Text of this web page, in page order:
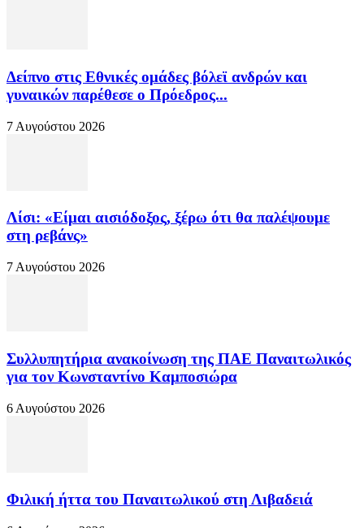
Δείπνο στις Εθνικές ομάδες βόλεϊ ανδρών και
γυναικών παρέθεσε ο Πρόεδρος...
7 Αυγούστου 2026
Λίσι: «Είμαι αισιόδοξος, ξέρω ότι θα παλέψουμε
στη ρεβάνς»
7 Αυγούστου 2026
Συλλυπητήρια ανακοίνωση της ΠΑΕ Παναιτωλικός
για τον Κωνσταντίνο Καμποσιώρα
6 Αυγούστου 2026
Φιλική ήττα του Παναιτωλικού στη Λιβαδειά